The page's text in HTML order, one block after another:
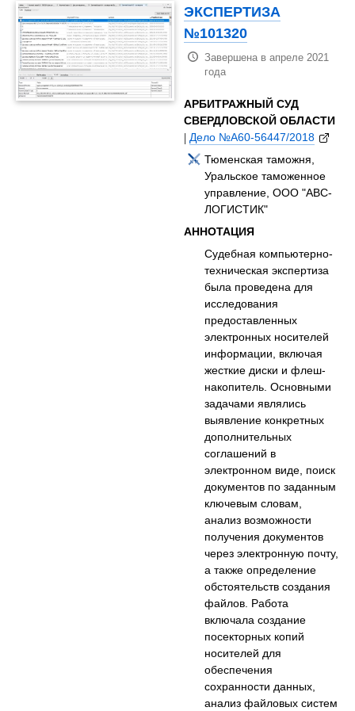
ЭКСПЕРТИЗА
№101320
Завершена в апреле 2021
года
АРБИТРАЖНЫЙ СУД
СВЕРДЛОВСКОЙ ОБЛАСТИ
|Дело №А60-56447/2018
Тюменская таможня,
Уральское таможенное
управление, ООО "АВС-
ЛОГИСТИК"
АННОТАЦИЯ
Судебная компьютерно-
техническая экспертиза
была проведена для
исследования
предоставленных
электронных носителей
информации, включая
жесткие диски и флеш-
накопитель. Основными
задачами являлись
выявление конкретных
дополнительных
соглашений в
электронном виде, поиск
документов по заданным
ключевым словам,
анализ возможности
получения документов
через электронную почту,
а также определение
обстоятельств создания
файлов. Работа
включала создание
посекторных копий
носителей для
обеспечения
сохранности данных,
анализ файловых систем